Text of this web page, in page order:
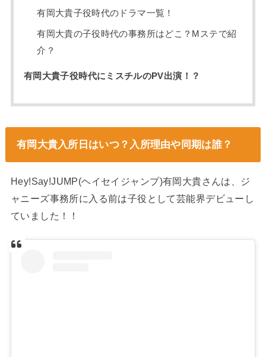
有岡大貴子役時代のドラマ一覧！
有岡大貴の子役時代の事務所はどこ？Mステで紹
介？
有岡大貴子役時代にミスチルのPV出演！？
有岡大貴入所日はいつ？入所理由や同期は誰？
Hey!Say!JUMP(ヘイセイジャンプ)有岡大貴さんは、ジ
ャニーズ事務所に入る前は子役として芸能界デビューし
ていました！！